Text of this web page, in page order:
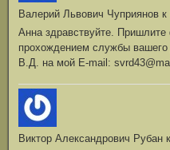
Валерий Львович Чуприянов к
Анна здравствуйте.
прохождением службы
В.Д. на мой Е-mail:
Виктор Александрович Рубан к